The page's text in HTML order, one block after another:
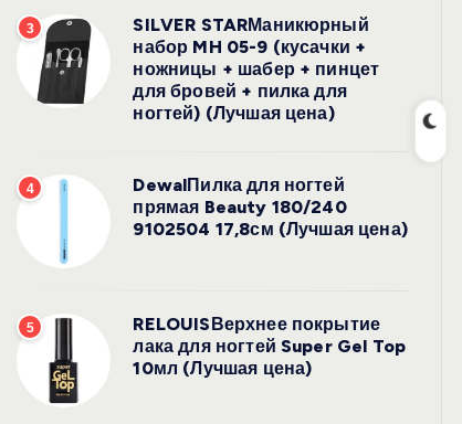
3
SILVER STARМаникюрный
набор MH 05-9 (кусачки +
ножницы + шабер + пинцет
для бровей + пилка для
ногтей) (Лучшая цена)
4
DewalПилка для ногтей
прямая Beauty 180/240
9102504 17,8см (Лучшая цена)
5
RELOUISВерхнее покрытие
лака для ногтей Super Gel Top
10мл (Лучшая цена)